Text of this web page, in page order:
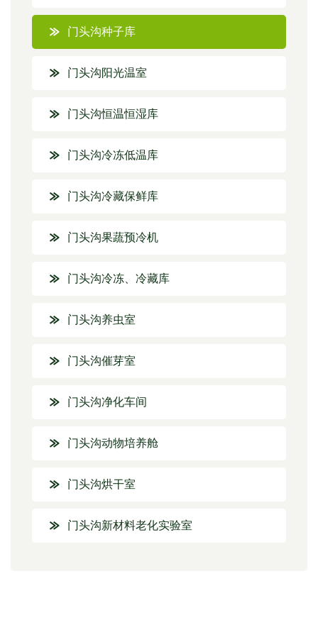
门头沟种子库
门头沟阳光温室
门头沟恒温恒湿库
门头沟冷冻低温库
门头沟冷藏保鲜库
门头沟果蔬预冷机
门头沟冷冻、冷藏库
门头沟养虫室
门头沟催芽室
门头沟净化车间
门头沟动物培养舱
门头沟烘干室
门头沟新材料老化实验室